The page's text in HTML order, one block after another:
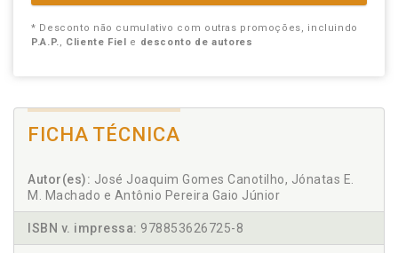
* Desconto não cumulativo com outras promoções, incluindo
P.A.P., Cliente Fiel e desconto de autores
FICHA TÉCNICA
Autor(es): José Joaquim Gomes Canotilho, Jónatas E.
M. Machado e Antônio Pereira Gaio Júnior
ISBN v. impressa: 978853626725-8